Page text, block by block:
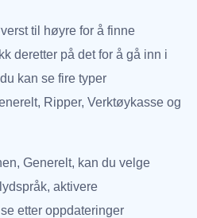
til høyre for å finne
deretter på det for å gå inn i
kan se fire typer
Ripper, Verktøykasse og
Generelt, kan du velge
aktivere
etter oppdateringer